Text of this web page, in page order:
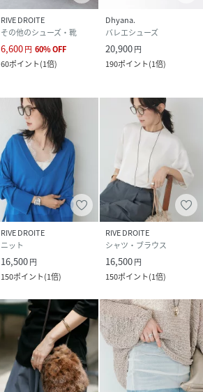
RIVE DROITE
その他のシューズ・靴
6,600円 60%OFF
60ポイント(1倍)
Dhyana.
バレエシューズ
20,900円
190ポイント(1倍)
RIVE DROITE
ニット
16,500円
150ポイント(1倍)
RIVE DROITE
シャツ・ブラウス
16,500円
150ポイント(1倍)